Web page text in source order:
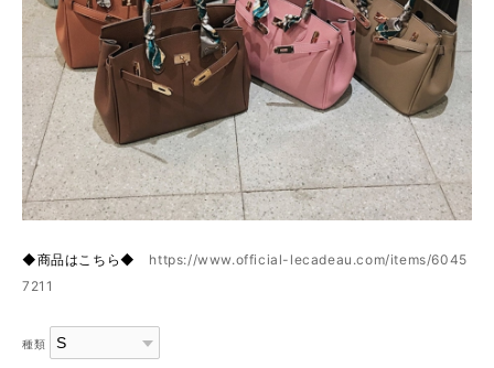
◆商品はこちら◆ https://www.official-lecadeau.com/items/6045
7211
種類